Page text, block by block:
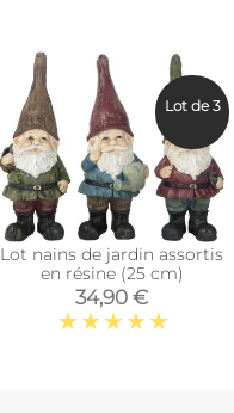
Lot nains de jardin assortis
en résine (25 cm)
34,90 €
Lot de 3